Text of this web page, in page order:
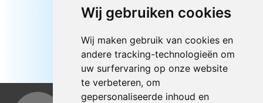
Wij gebruiken cookies
Wij maken gebruik van cookies en
andere tracking-technologieën om
uw surfervaring op onze website
te verbeteren, om
gepersonaliseerde inhoud en